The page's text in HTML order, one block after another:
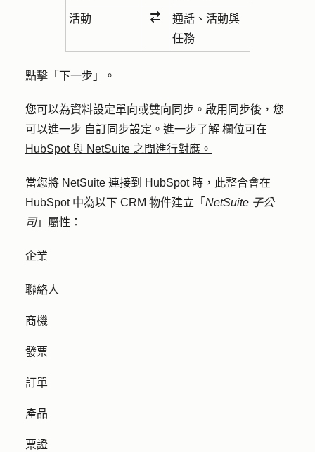
活動
通話、活動與
任務
點擊「 下一步 」。
您可以為資料設定單向或雙向同步。啟用同步後，您
可以進一步 自訂同步設定 。進一步了解 欄位可在
HubSpot 與 NetSuite 之間進行對應。
當您將 NetSuite 連接到 HubSpot 時，此整合會在
HubSpot 中為以下 CRM 物件建立「 NetSuite 子公
司」屬性：
企業
聯絡人
商機
發票
訂單
產品
票證